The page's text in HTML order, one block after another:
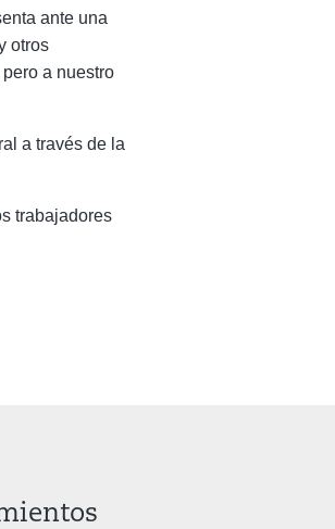
ante una
otros
a nuestro
a través de la
trabajadores